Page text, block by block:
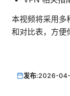
本视频将采用多
和对比表，方便
发布:2026-